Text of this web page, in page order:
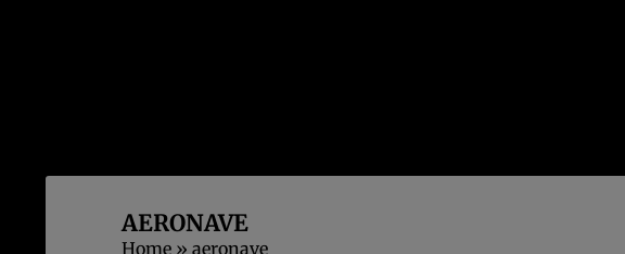
AERONAVE
Home » aeronave